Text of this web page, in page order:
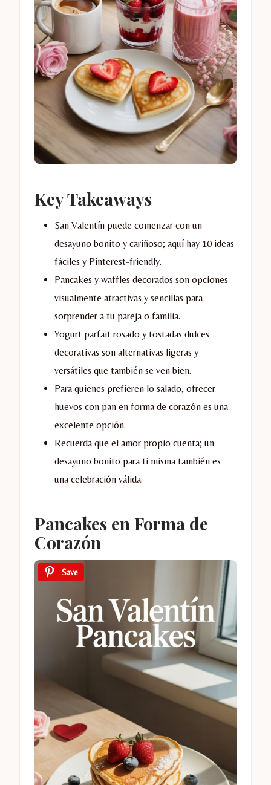
Key Takeaways
San Valentín puede comenzar con un
desayuno bonito y cariñoso; aquí hay 10 ideas
fáciles y Pinterest-friendly.
Pancakes y waffles decorados son opciones
visualmente atractivas y sencillas para
sorprender a tu pareja o familia.
Yogurt parfait rosado y tostadas dulces
decorativas son alternativas ligeras y
versátiles que también se ven bien.
Para quienes prefieren lo salado, ofrecer
huevos con pan en forma de corazón es una
excelente opción.
Recuerda que el amor propio cuenta; un
desayuno bonito para ti misma también es
una celebración válida.
Pancakes en Forma de
Corazón
Save